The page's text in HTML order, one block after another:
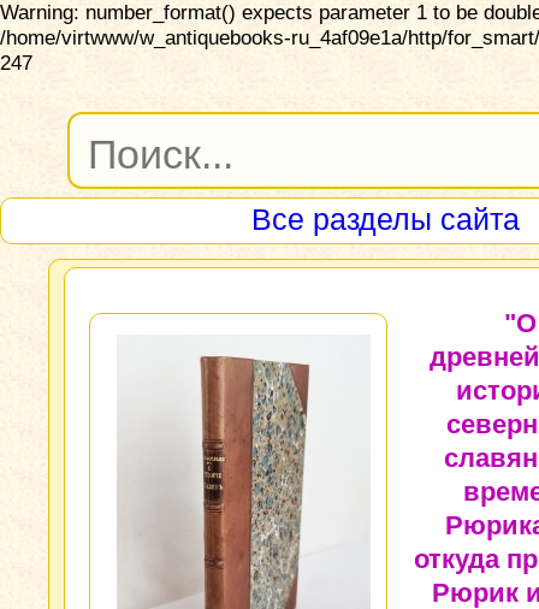
Warning: number_format() expects parameter 1 to be
/home/virtwww/w_antiquebooks-ru_4af09e1a/http/
247
Все разделы сайта
"О
откуда
Рюрик